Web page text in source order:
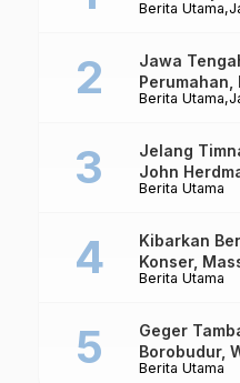
Berita Utama
Kekuatan
Berita Utama
Jawa
Perumahan,
Triliun
Berita Utama
Jelang
John
Berita Utama
Kibarkan
Konser,
Masuk
Berita Utama
Geger
Borobudur,
Alat Berat